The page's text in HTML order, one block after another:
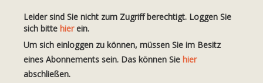
Leider sind Sie nicht zum Zugriff berechtigt. Loggen Sie
sich bitte hierein.
Um sich einloggen zu können, müssen Sie im Besitz
eines Abonnements sein. Das können Sie hier
abschließen.